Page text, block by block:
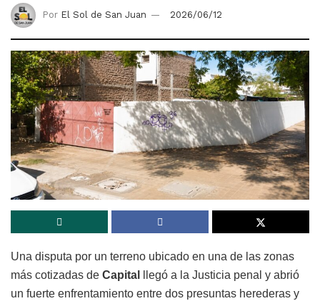
Por El Sol de San Juan 2026/06/12
Una disputa por un terreno ubicado en una de las zonas
más cotizadas de Capital
llegó a la Justicia penal y abrió
un fuerte enfrentamiento entre dos presuntas herederas y